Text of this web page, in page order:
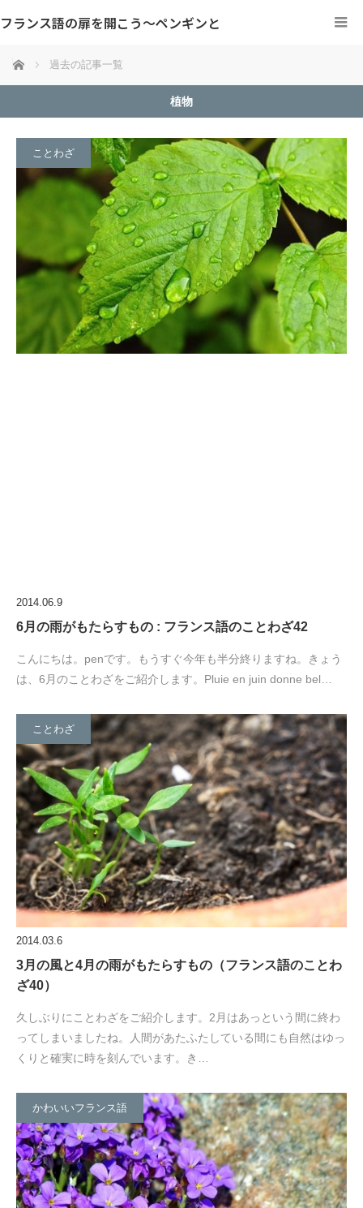
フランス語の扉を開こう～ペンギンと
ホーム 過去の記事一覧
植物
ことわざ
2014.06.9
6月の雨がもたらすもの : フランス語のことわざ42
こんにちは。penです。もうすぐ今年も半分終りますね。きょう
は、6月のことわざをご紹介します。Pluie en juin donne bel…
ことわざ
2014.03.6
3月の風と4月の雨がもたらすもの（フランス語のことわ
ざ40）
久しぶりにことわざをご紹介します。2月はあっという間に終わ
ってしまいましたね。人間があたふたしている間にも自然はゆっ
くりと確実に時を刻んでいます。き…
かわいいフランス語